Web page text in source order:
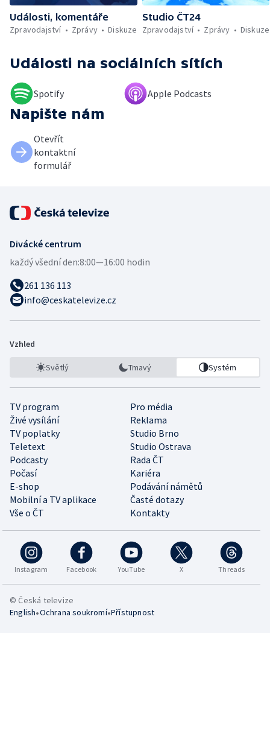
vánoční pohádky pro neslyšící
Události, komentáře
Zpravodajství
Zprávy Diskuze
Studio ČT24
Zpravodajství
Zprávy Diskuze
Události na sociálních sítích
Spotify Apple Podcasts
Napište nám
Otevřít
kontaktní
formulář
Divácké centrum
každý všední den:8:00—16:00 hodin
261 136 113
info@ceskatelevize.cz
Vzhled
Světlý Tmavý Systém
TV program
Pro média
Živé vysílání
Reklama
TV poplatky
Studio Brno
Teletext
Studio Ostrava
Podcasty
Rada ČT
Počasí
Kariéra
E-shop
Podávání námětů
Mobilní a TV aplikace
Časté dotazy
Vše o ČT
Kontakty
Instagram Facebook YouTube X Threads
© Česká televize
English•Ochrana soukromí•Přístupnost